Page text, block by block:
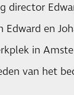
director
Edward en
in
van het